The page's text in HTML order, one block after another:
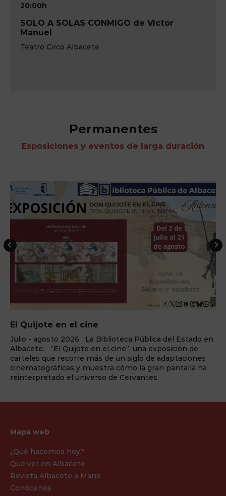
20:00h
SOLO A SOLAS CONMIGO de Víctor
Manuel
Teatro Circo Albacete
Permanentes
Esposiciones y eventos de larga duración
El Quijote en el cine
Julio - agosto 2026 La Biblioteca Pública del Estado en
Albacete: “El Quijote en el cine”, una exposición de
carteles que recorre más de un siglo de adaptaciones
cinematográficas y muestra cómo la gran pantalla ha
reinterpretado el universo de Cervantes.
Mapa web
¿Qué hacemos hoy?
Qué ver en Albacete
Revista Albacete a Mano
Conócenos